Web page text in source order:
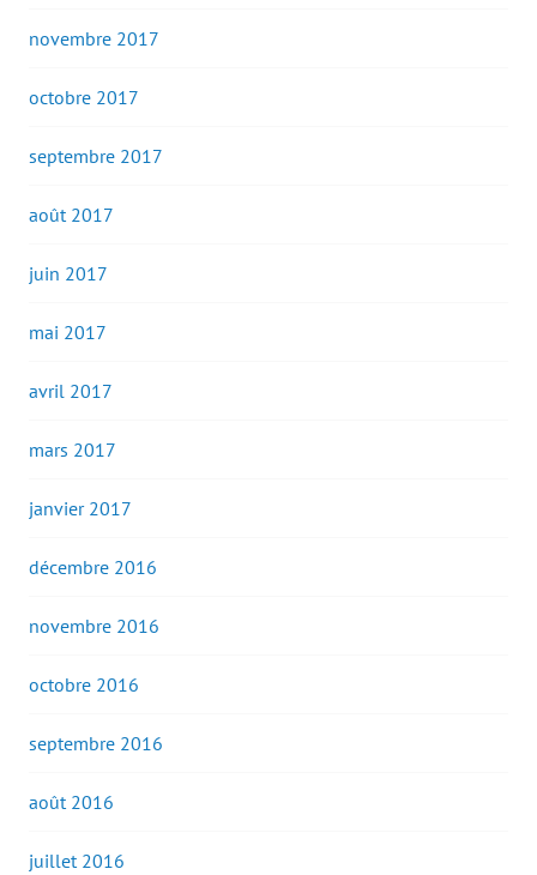
novembre 2017
octobre 2017
septembre 2017
août 2017
juin 2017
mai 2017
avril 2017
mars 2017
janvier 2017
décembre 2016
novembre 2016
octobre 2016
septembre 2016
août 2016
juillet 2016